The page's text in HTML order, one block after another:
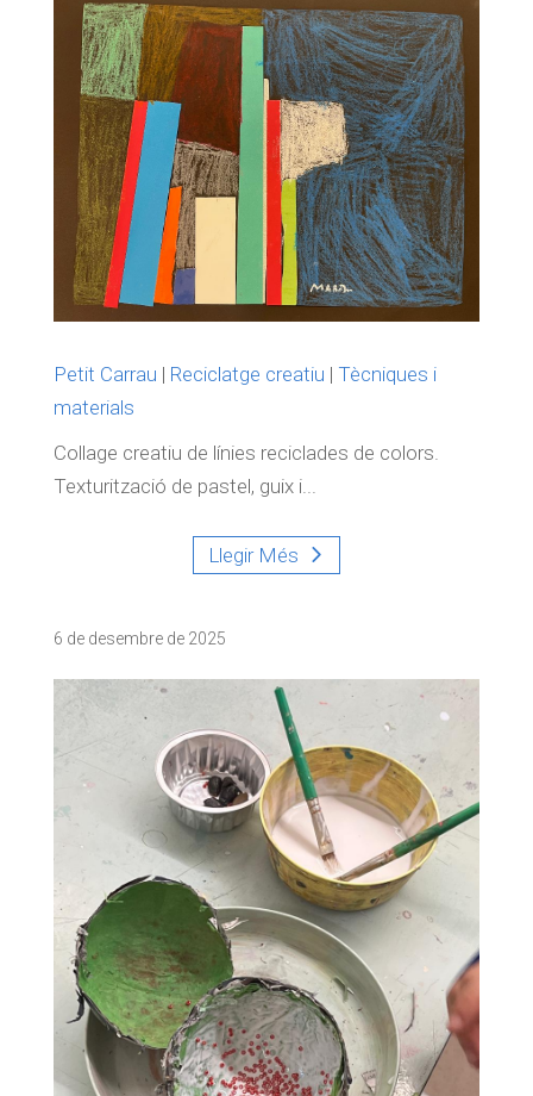
Petit Carrau | Reciclatge creatiu | Tècniques i
materials
Collage creatiu de línies reciclades de colors.
Texturització de pastel, guix i...
Llegir Més
6 de desembre de 2025